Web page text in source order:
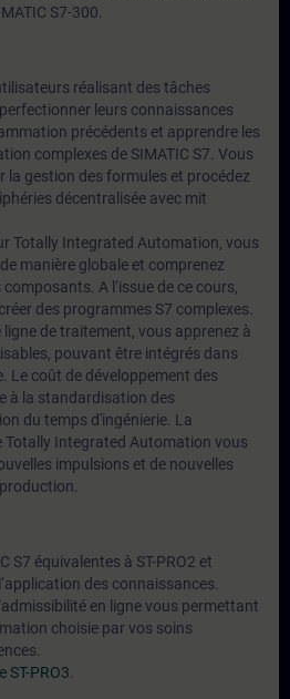
S7-300.
réalisant des tâches
leurs connaissances
précédents et apprendre les
complexes de SIMATIC S7. Vous
la gestion des formules et procédez
décentralisée avec mit
Totally Integrated Automation, vous
manière globale et comprenez
A l‘issue de ce cours,
des programmes S7 complexes.
ligne de traitement, vous apprenez à
pouvant être intégrés dans
Le coût de développement des
à la standardisation des
du temps d'ingénierie. La
Totally Integrated Automation vous
impulsions et de nouvelles
S7 équivalentes à ST-PRO2 et
des connaissances.
en ligne vous permettant
choisie par vos soins
ST-PRO3